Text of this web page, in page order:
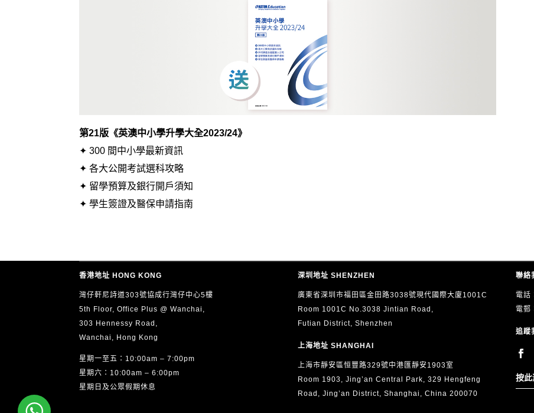
第21版《英澳中小學升學大全2023/24》
✦ 300 間中小學最新資訊
✦ 各大公開考試選科攻略
✦ 留學預算及銀行開戶須知
✦ 學生簽證及醫保申請指南
香港地址 HONG KONG
灣仔軒尼詩道303號協成行灣仔中心5樓
5th Floor, Office Plus @ Wanchai,
303 Hennessy Road,
Wanchai, Hong Kong
星期一至五：10:00am – 7:00pm
星期六：10:00am – 6:00pm
星期日及公眾假期休息
深圳地址 SHENZHEN
廣東省深圳市福田區金田路3038號現代國際大廈1001C
Room 1001C No.3038 Jintian Road,
Futian District, Shenzhen
上海地址 SHANGHAI
上海市靜安區恒豐路329號中港匯靜安1903室
Room 1903, Jing’an Central Park, 329 Hengfeng
Road, Jing’an District, Shanghai, China 200070
聯絡
電話
電郵
追蹤
按此